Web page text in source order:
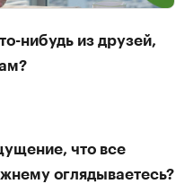
нибудь из друзей,
что все
оглядываетесь?